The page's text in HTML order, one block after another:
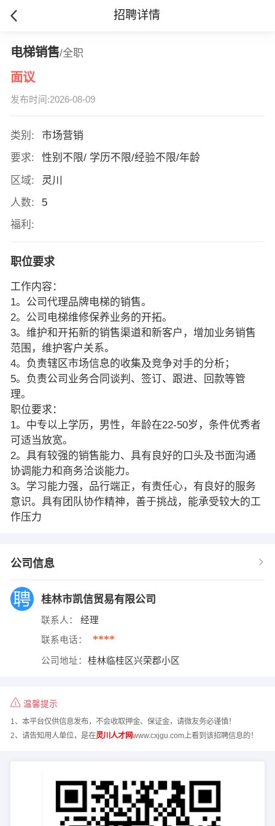
招聘详情
电梯销售/全职
面议
发布时间:2026-08-09
类别:
市场营销
要求:
性别不限/ 学历不限/经验不限/年龄
区域:
灵川
人数:
5
福利:
职位要求
工作内容：
1。公司代理品牌电梯的销售。
2。公司电梯维修保养业务的开拓。
3。维护和开拓新的销售渠道和新客户，增加业务销售
范围，维护客户关系。
4。负责辖区市场信息的收集及竞争对手的分析；
5。负责公司业务合同谈判、签订、跟进、回款等管
理。
职位要求：
1。中专以上学历，男性，年龄在22-50岁，条件优秀者
可适当放宽。
2。具有较强的销售能力、具有良好的口头及书面沟通
协调能力和商务洽谈能力。
3。学习能力强，品行端正，有责任心，有良好的服务
意识。具有团队协作精神，善于挑战，能承受较大的工
作压力
公司信息
桂林市凯信贸易有限公司
联系人： 经理
联系电话： ****
公司地址： 桂林临桂区兴荣郡小区
温馨提示
1、本平台仅供信息发布，不会收取押金、保证金，请微友务必谨慎！
2、请告知用人单位，是在灵川人才网www.cxjgu.com上看到该招聘信息的！